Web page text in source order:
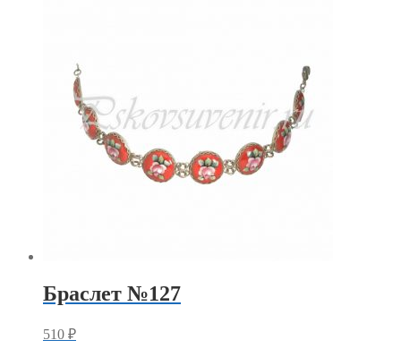
Браслет №127
510 ₽